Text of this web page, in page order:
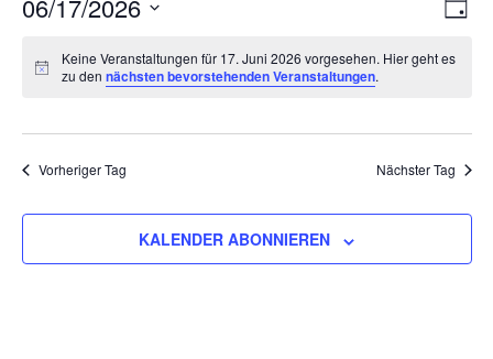
TAG
06/17/2026
wählen.
Keine Veranstaltungen für 17. Juni 2026 vorgesehen. Hier geht es
zu den nächsten bevorstehenden Veranstaltungen.
Vorheriger Tag Nächster Tag
KALENDER ABONNIEREN